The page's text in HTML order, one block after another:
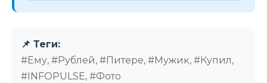
📌 Теги:
#Ему, #Рублей, #Питере, #Мужик, #Купил,
#INFOPULSE, #Фото